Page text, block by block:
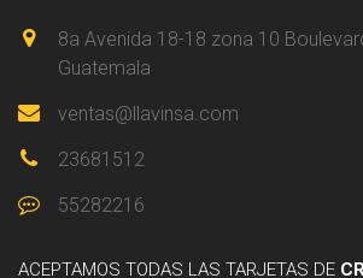
8a Avenida 18-18 zona 10
Guatemala
ventas@llavinsa.com
23681512
55282216
ACEPTAMOS TODAS LAS TARJETAS DE